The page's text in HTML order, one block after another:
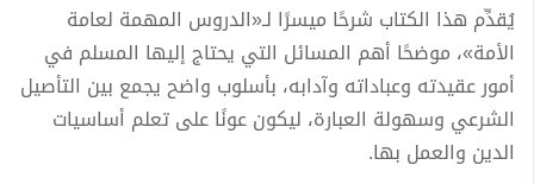
يُقدِّم هذا الكتاب شرحًا ميسرًا لـ«الدروس المهمة لعامة
الأمة»، موضحًا أهم المسائل التي يحتاج إليها المسلم في
أمور عقيدته وعباداته وآدابه، بأسلوب واضح يجمع بين التأصيل
الشرعي وسهولة العبارة، ليكون عونًا على تعلم أساسيات
الدين والعمل بها.